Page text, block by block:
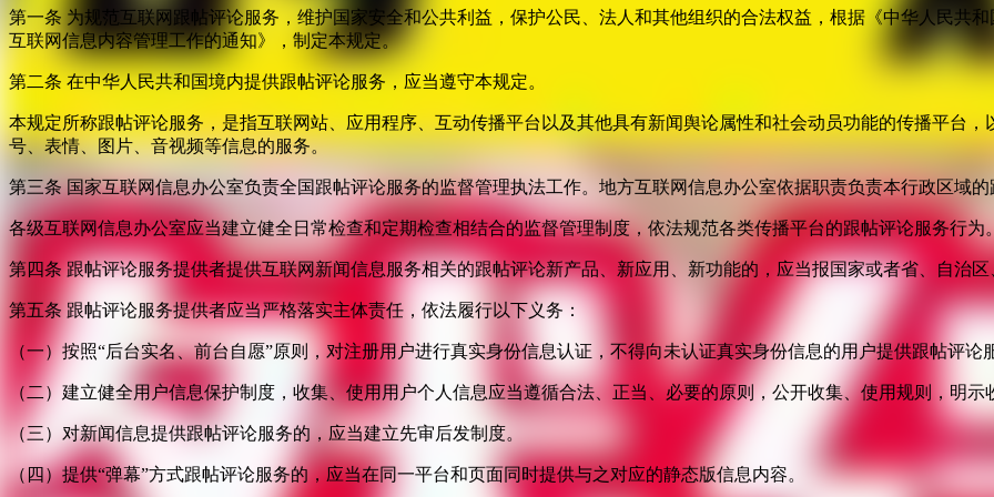
第一条 为规范互联网跟帖评论服务，维护国家安全和公共利益，保护公民、法人和其他组织的合法权益，根据《中华人民共
互联网信息内容管理工作的通知》，制定本规定。
第二条 在中华人民共和国境内提供跟帖评论服务，应当遵守本规定。
本规定所称跟帖评论服务，是指互联网站、应用程序、互动传播平台以及其他具有新闻舆论属性和社会动员功能的传播平台
号、表情、图片、音视频等信息的服务。
第三条 国家互联网信息办公室负责全国跟帖评论服务的监督管理执法工作。地方互联网信息办公室依据职责负责本行政区域
各级互联网信息办公室应当建立健全日常检查和定期检查相结合的监督管理制度，依法规范各类传播平台的跟帖评论服务行为
第四条 跟帖评论服务提供者提供互联网新闻信息服务相关的跟帖评论新产品、新应用、新功能的，应当报国家或者省、自治
第五条 跟帖评论服务提供者应当严格落实主体责任，依法履行以下义务：
（一）按照“后台实名、前台自愿”原则，对注册用户进行真实身份信息认证，不得向未认证真实身份信息的用户提供跟帖评论
（二）建立健全用户信息保护制度，收集、使用用户个人信息应当遵循合法、正当、必要的原则，公开收集、使用规则，明
（三）对新闻信息提供跟帖评论服务的，应当建立先审后发制度。
（四）提供“弹幕”方式跟帖评论服务的，应当在同一平台和页面同时提供与之对应的静态版信息内容。